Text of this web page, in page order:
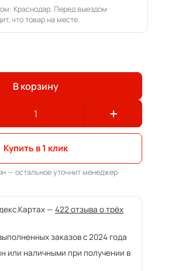
Краснодар. Перед выездом
что товар на месте.
В корзину
Купить в 1 клик
— остальное уточнит менеджер
— 422 отзыва о трёх
заказов с 2024 года
или наличными при получении в